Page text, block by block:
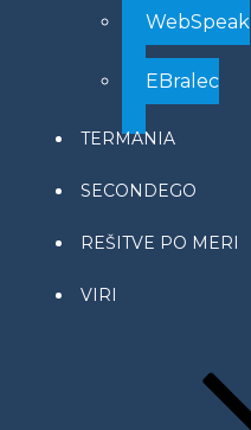
WebSpeak
EBralec
TERMANIA
SECONDEGO
REŠITVE PO MERI
VIRI